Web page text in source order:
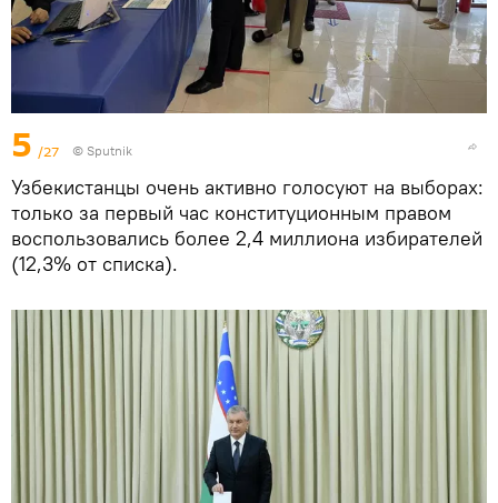
5 /27 © Sputnik
Узбекистанцы очень активно голосуют на выборах:
только за первый час конституционным правом
воспользовались более 2,4 миллиона избирателей
(12,3% от списка).